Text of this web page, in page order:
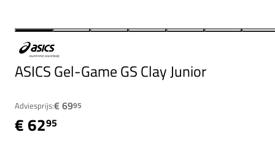
ASICS Gel-Game GS Clay Junior
Adviesprijs:€ 6995
€ 6295